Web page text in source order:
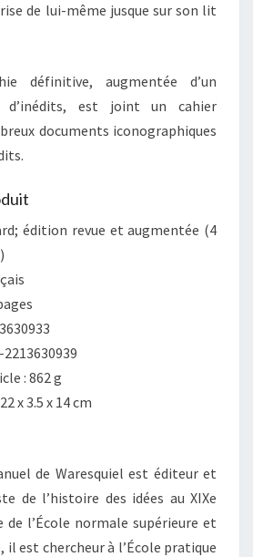
de lui-même jusque sur son lit
définitive, augmentée d’un
d’inédits, est joint un cahier
documents iconographiques
édition revue et augmentée (4
2213630939
: 862 g
22 x 3.5 x 14 cm
de Waresquiel est éditeur et
de l’histoire des idées au XIXe
de l’École normale supérieure et
est chercheur à l’École pratique